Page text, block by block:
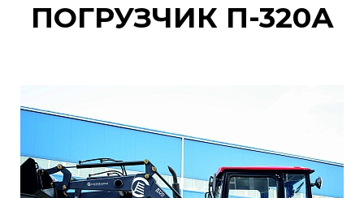
ПОГРУЗЧИК П-320А